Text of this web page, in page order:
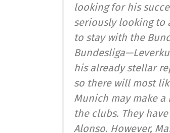
looking for his
seriously looking
to stay with the
his already stellar
so there will most
Munich may make
the clubs. They
Alonso. However,